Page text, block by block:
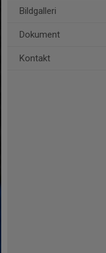
Bildgalleri
Dokument
Kontakt